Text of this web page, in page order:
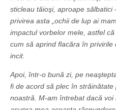
sticleau tăioşi, aproape
privirea asta „ochii de lup ai
impactul vorbelor mele, astfel
cum să aprind flacăra în
incit.
Apoi, într-o bună zi, pe
fi de acord să plec în
noastră. M-am întrebat dacă